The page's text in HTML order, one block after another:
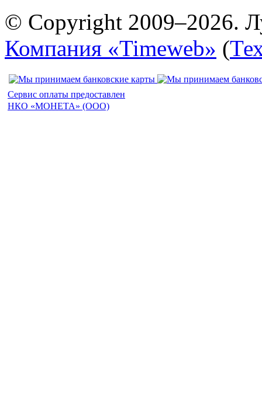
© Copyright 2009–2026.
Компания «Timeweb» (
Сервис оплаты предоставлен
НКО «МОНЕТА» (ООО)